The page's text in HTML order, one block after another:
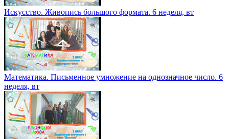
Искусство. Живопись большого формата. 6 неделя, вт
Математика. Письменное умножение на однозначное число. 6
неделя, вт